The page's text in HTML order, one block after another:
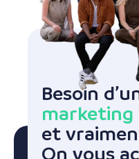
Besoin
marketing
et
On vous